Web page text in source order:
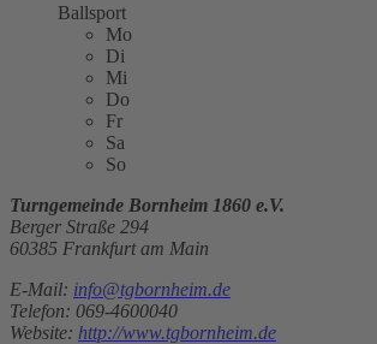
Ballsport
Mo
Di
Mi
Do
Fr
Sa
So
Turngemeinde Bornheim 1860 e.V.
Berger Straße 294
60385 Frankfurt am Main
E-Mail: info@tgbornheim.de
Telefon: 069-4600040
Website: http://www.tgbornheim.de